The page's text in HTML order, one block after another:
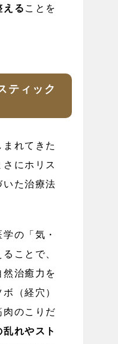
える ことを
ティック
れてきた
にホリス
いた治療法
の「気・
ことで、
然治癒力を
（経穴）
肉のこりだ
れやスト